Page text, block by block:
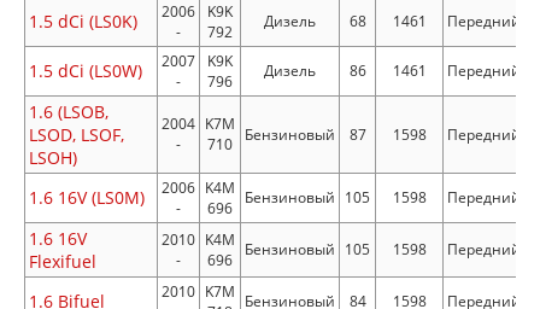
1.5 dCi (LS0K)
2006
-
K9K
792
Дизель 68 1461 Передний
1.5 dCi (LS0W)
2007
-
K9K
796
Дизель 86 1461 Передний
1.6 (LSOB,
LSOD, LSOF,
LSOH)
2004
-
K7M
710
Бензиновый 87 1598 Передний
1.6 16V (LS0M)
2006
-
K4M
696
Бензиновый 105 1598 Передний
1.6 16V
Flexifuel
2010
-
K4M
696
Бензиновый 105 1598 Передний
1.6 Bifuel
2010 K7M Бензиновый 84 1598 Передний